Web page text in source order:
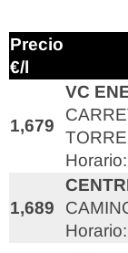
Precio
€/l
1,679
VC
1,689